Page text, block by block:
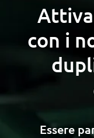
con i
Essere